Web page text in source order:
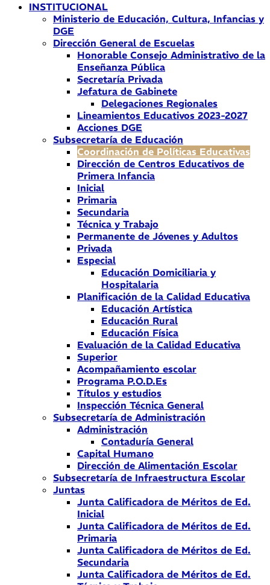
INSTITUCIONAL
Ministerio de Educación, Cultura, Infancias y
DGE
Dirección General de Escuelas
Honorable Consejo Administrativo de la
Enseñanza Pública
Secretaría Privada
Jefatura de Gabinete
Delegaciones Regionales
Lineamientos Educativos 2023-2027
Acciones DGE
Subsecretaría de Educación
Coordinación de Políticas Educativas
Dirección de Centros Educativos de
Primera Infancia
Inicial
Primaria
Secundaria
Técnica y Trabajo
Permanente de Jóvenes y Adultos
Privada
Especial
Educación Domiciliaria y
Hospitalaria
Planificación de la Calidad Educativa
Educación Artística
Educación Rural
Educación Física
Evaluación de la Calidad Educativa
Superior
Acompañamiento escolar
Programa P.O.D.Es
Títulos y estudios
Inspección Técnica General
Subsecretaría de Administración
Administración
Contaduría General
Capital Humano
Dirección de Alimentación Escolar
Subsecretaría de Infraestructura Escolar
Juntas
Junta Calificadora de Méritos de Ed.
Inicial
Junta Calificadora de Méritos de Ed.
Primaria
Junta Calificadora de Méritos de Ed.
Secundaria
Junta Calificadora de Méritos de Ed.